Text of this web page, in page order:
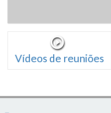
Vídeos de reuniões